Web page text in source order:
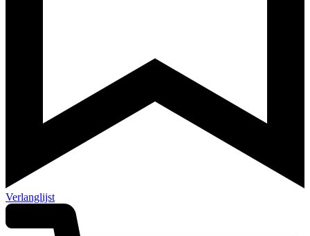
Verlanglijst